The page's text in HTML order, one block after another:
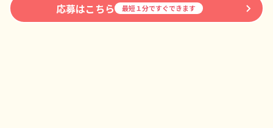
応募はこちら 最短１分ですぐできます